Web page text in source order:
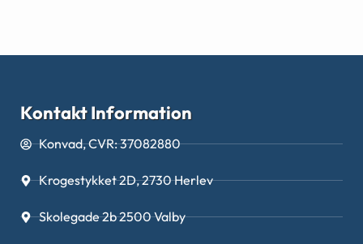
Kontakt Information
Konvad, CVR: 37082880
Krogestykket 2D, 2730 Herlev
Skolegade 2b 2500 Valby